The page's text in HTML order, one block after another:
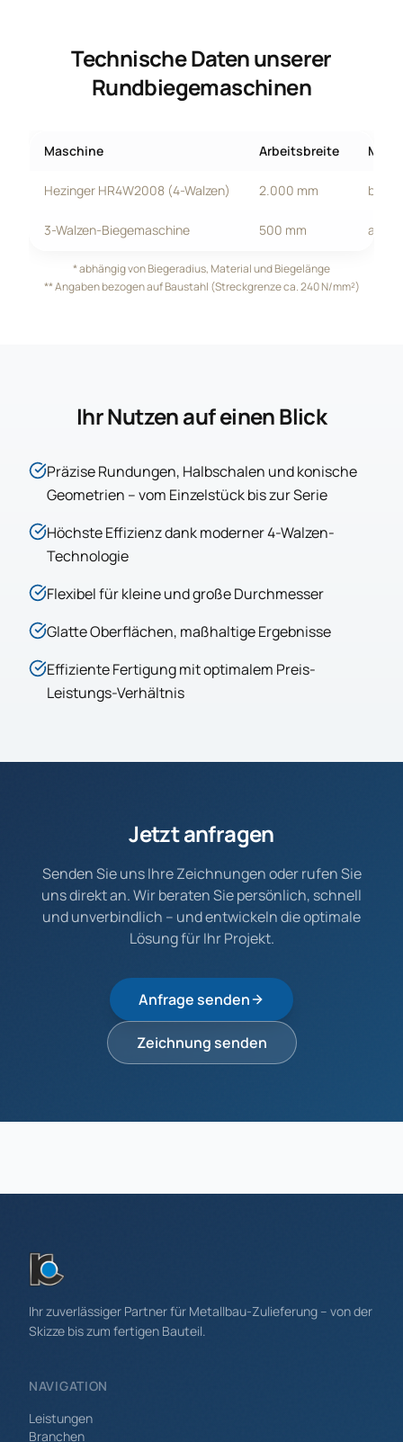
Technische Daten unserer
Rundbiegemaschinen
Maschine Arbeitsbreite Max.
Hezinger HR4W2008 (4-Walzen) 2.000 mm bis
3-Walzen-Biegemaschine 500 mm
* abhängig von Biegeradius, Material und Biegelänge
** Angaben bezogen auf Baustahl (Streckgrenze ca. 240 N/mm²)
Ihr Nutzen auf einen Blick
Präzise Rundungen, Halbschalen und konische
Geometrien – vom Einzelstück bis zur Serie
Höchste Effizienz dank moderner 4-Walzen-
Technologie
Flexibel für kleine und große Durchmesser
Glatte Oberflächen, maßhaltige Ergebnisse
Effiziente Fertigung mit optimalem Preis-
Leistungs-Verhältnis
Jetzt anfragen
Senden Sie uns Ihre Zeichnungen oder rufen Sie
uns direkt an. Wir beraten Sie persönlich, schnell
und unverbindlich – und entwickeln die optimale
Lösung für Ihr Projekt.
Anfrage senden
Zeichnung senden
Ihr zuverlässiger Partner für Metallbau-Zulieferung – von der
Skizze bis zum fertigen Bauteil.
NAVIGATION
Leistungen
Branchen